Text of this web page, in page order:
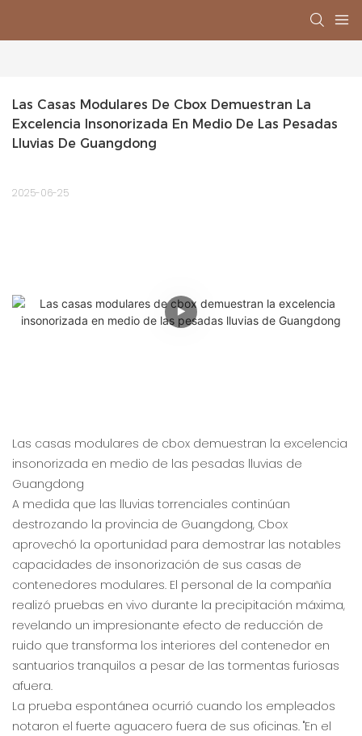
Las Casas Modulares De Cbox Demuestran La
Excelencia Insonorizada En Medio De Las Pesadas
Lluvias De Guangdong
2025-06-25
Las casas modulares de cbox demuestran la excelencia
insonorizada en medio de las pesadas lluvias de
Guangdong
A medida que las lluvias torrenciales continúan
destrozando la provincia de Guangdong, Cbox
aprovechó la oportunidad para demostrar las notables
capacidades de insonorización de sus casas de
contenedores modulares. El personal de la compañía
realizó pruebas en vivo durante la precipitación máxima,
revelando un impresionante efecto de reducción de
ruido que transforma los interiores del contenedor en
santuarios tranquilos a pesar de las tormentas furiosas
afuera.
La prueba espontánea ocurrió cuando los empleados
notaron el fuerte aguacero fuera de sus oficinas. "En el